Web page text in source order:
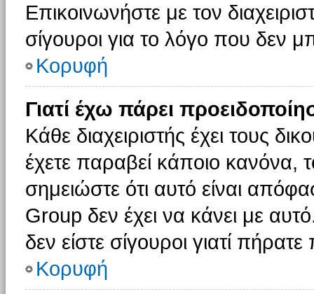
Επικοινωνήστε με τον
σίγουροι για το λόγο που δεν
Κορυφή
Γιατί έχω πάρει
Κάθε διαχειριστής έχει τους
έχετε παραβεί κάποιο κανόνα,
σημειώστε ότι αυτό είναι
Group δεν έχει να κάνει με
δεν είστε σίγουροι γιατί
Κορυφή